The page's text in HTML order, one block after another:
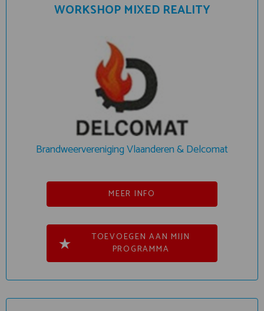
WORKSHOP MIXED REALITY
Brandweervereniging Vlaanderen & Delcomat
MEER INFO
TOEVOEGEN AAN MIJN
PROGRAMMA